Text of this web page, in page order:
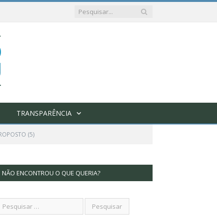
TRANSPARÊNCIA
(5)
NÃO ENCONTROU O QUE QUERIA?